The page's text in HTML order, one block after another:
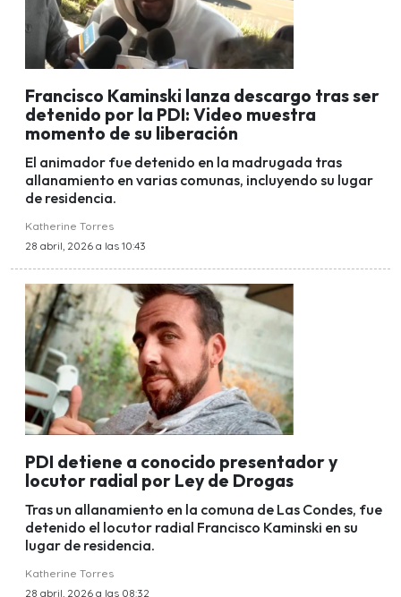
Francisco Kaminski lanza descargo tras ser
detenido por la PDI: Video muestra
momento de su liberación
El animador fue detenido en la madrugada tras
allanamiento en varias comunas, incluyendo su lugar
de residencia.
Katherine Torres
28 abril, 2026 a las 10:43
PDI detiene a conocido presentador y
locutor radial por Ley de Drogas
Tras un allanamiento en la comuna de Las Condes, fue
detenido el locutor radial Francisco Kaminski en su
lugar de residencia.
Katherine Torres
28 abril, 2026 a las 08:32